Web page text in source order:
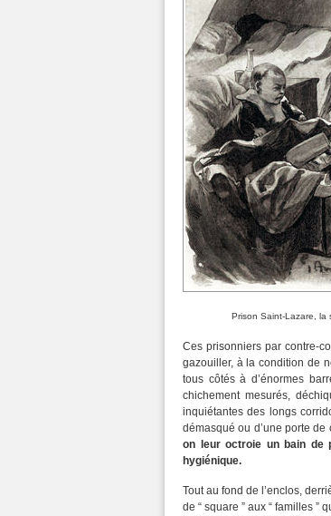
Prison Saint-Lazare, la
Ces prisonniers par contre-
gazouiller, à la condition de
tous côtés à d’énormes
chichement mesurés,
inquiétantes des longs
démasqué ou d’une porte
on leur octroie un bain de
hygiénique.
Tout au fond de l’enclos,
de “ square ” aux “ familles